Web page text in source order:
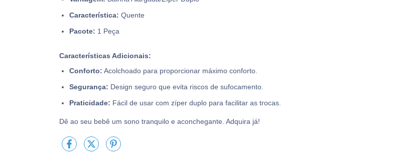
Característica: Quente
Pacote: 1 Peça
Características Adicionais:
Conforto: Acolchoado para proporcionar máximo conforto.
Segurança: Design seguro que evita riscos de sufocamento.
Praticidade: Fácil de usar com zíper duplo para facilitar as trocas.
Dê ao seu bebê um sono tranquilo e aconchegante. Adquira já!